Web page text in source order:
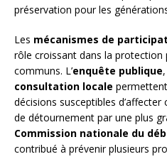
préservation pour les
Les mécanismes de
rôle croissant dans la protection
communs. L’enquête publique
consultation locale
décisions susceptibles
de détournement par une plus
Commission nationale du
contribué à prévenir plusieurs